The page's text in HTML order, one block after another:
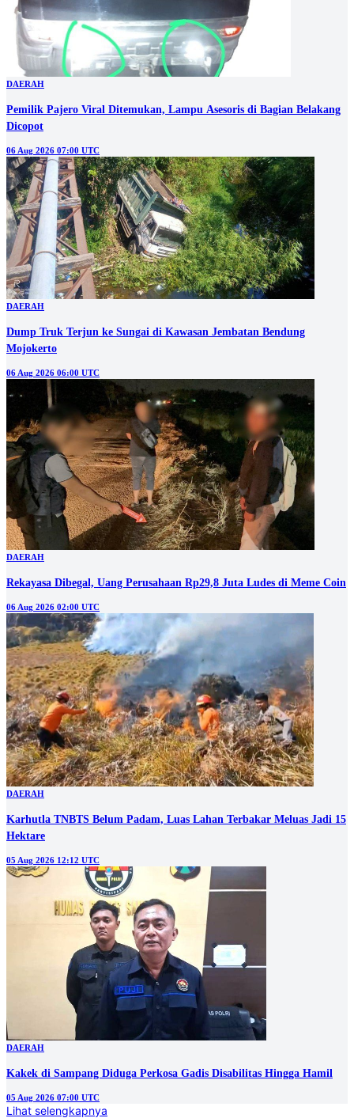
DAERAH
Pemilik Pajero Viral Ditemukan, Lampu Asesoris di Bagian Belakang
Dicopot
06 Aug 2026 07:00 UTC
DAERAH
Dump Truk Terjun ke Sungai di Kawasan Jembatan Bendung
Mojokerto
06 Aug 2026 06:00 UTC
DAERAH
Rekayasa Dibegal, Uang Perusahaan Rp29,8 Juta Ludes di Meme Coin
06 Aug 2026 02:00 UTC
DAERAH
Karhutla TNBTS Belum Padam, Luas Lahan Terbakar Meluas Jadi 15
Hektare
05 Aug 2026 12:12 UTC
DAERAH
Kakek di Sampang Diduga Perkosa Gadis Disabilitas Hingga Hamil
05 Aug 2026 07:00 UTC
Lihat selengkapnya